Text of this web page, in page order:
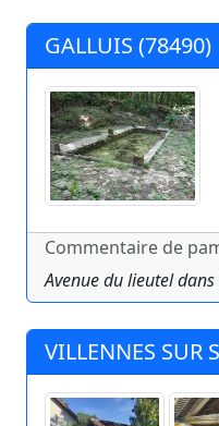
GALLUIS (78490)
Commentaire de
Avenue du lieutel
VILLENNES SUR